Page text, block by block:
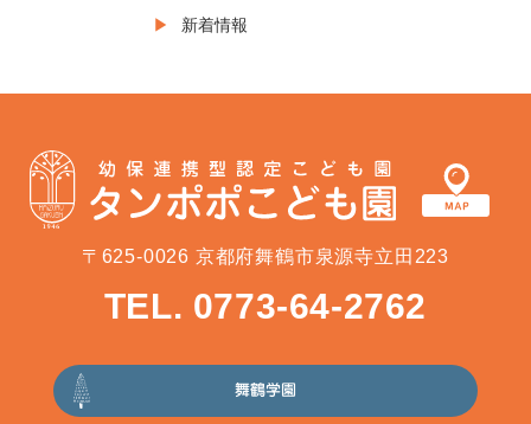
新着情報
舞鶴学園
〒625-0026 京都府舞鶴市泉源寺立田223
TEL. 0773-64-2762